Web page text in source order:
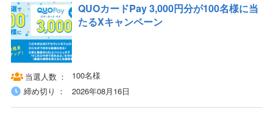
QUOカードPay 3,000円分が100名様に当
たるXキャンペーン
当選人数
100名様
締め切り
2026年08月16日